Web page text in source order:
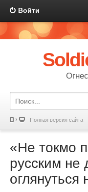
Войти
Полная версия сайта
«Не токмо
русским не
оглянуться